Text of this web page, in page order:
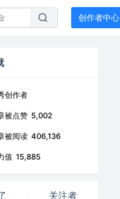
创作者中心
创作者
被点赞 5,002
被阅读 406,136
值 15,885
关注者